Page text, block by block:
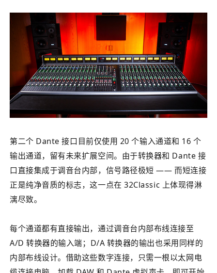
第二个 Dante 接口目前仅使用 20 个输入通道和 16 个
输出通道，留有未来扩展空间。由于转换器和 Dante 接
口直接集成于调音台内部，信号路径极短 —— 而短连接
正是纯净音质的标志，这一点在 32Classic 上体现得淋
漓尽致。
每个通道都有直接输出，通过调音台内部布线连接至
A/D 转换器的输入端；D/A 转换器的输出也采用同样的
内部布线设计。借助这些数字连接，只需一根以太网电